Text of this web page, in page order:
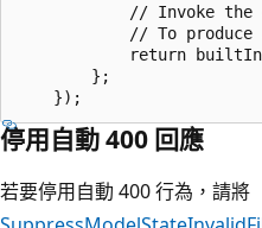
// Invoke the
// To produce
return
        };
停用自動 400 回應
若要停用自動 400 行為，請將